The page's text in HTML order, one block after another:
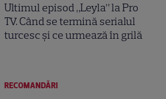
Ultimul episod „Leyla” la Pro
TV. Când se termină serialul
turcesc și ce urmează în grilă
RECOMANDĂRI